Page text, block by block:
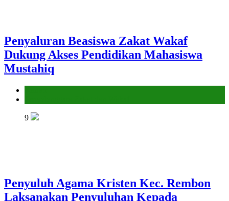
Penyaluran Beasiswa Zakat Wakaf
Dukung Akses Pendidikan Mahasiswa
Mustahiq
9
Penyuluh Agama Kristen Kec. Rembon
Laksanakan Penyuluhan Kepada